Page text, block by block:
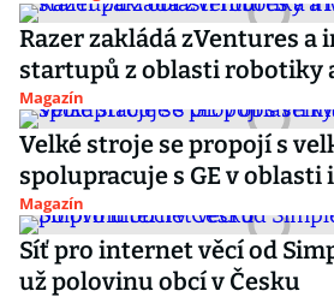
Razer zakládá zVentures a
startupů z oblasti robotiky
Magazín
Velké stroje se propojí s
spolupracuje s GE v
Magazín
Síť pro internet věcí od
už polovinu obcí v Česku